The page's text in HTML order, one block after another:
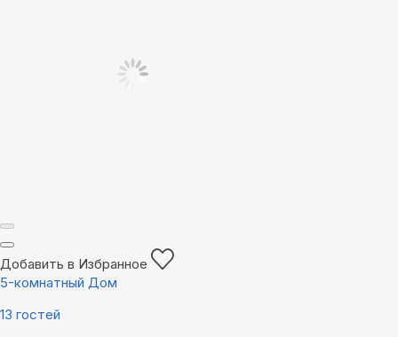
Добавить в Избранное
5-комнатный Дом
13 гостей